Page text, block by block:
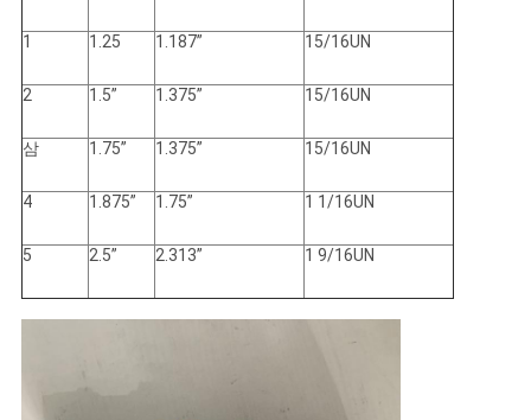
사
이
트
맵
PRIVACY
POLICY
1 1.25 1.187” 15/16UN
2 1.5” 1.375” 15/16UN
삼 1.75” 1.375” 15/16UN
4 1.875” 1.75” 1 1/16UN
5 2.5” 2.313” 1 9/16UN